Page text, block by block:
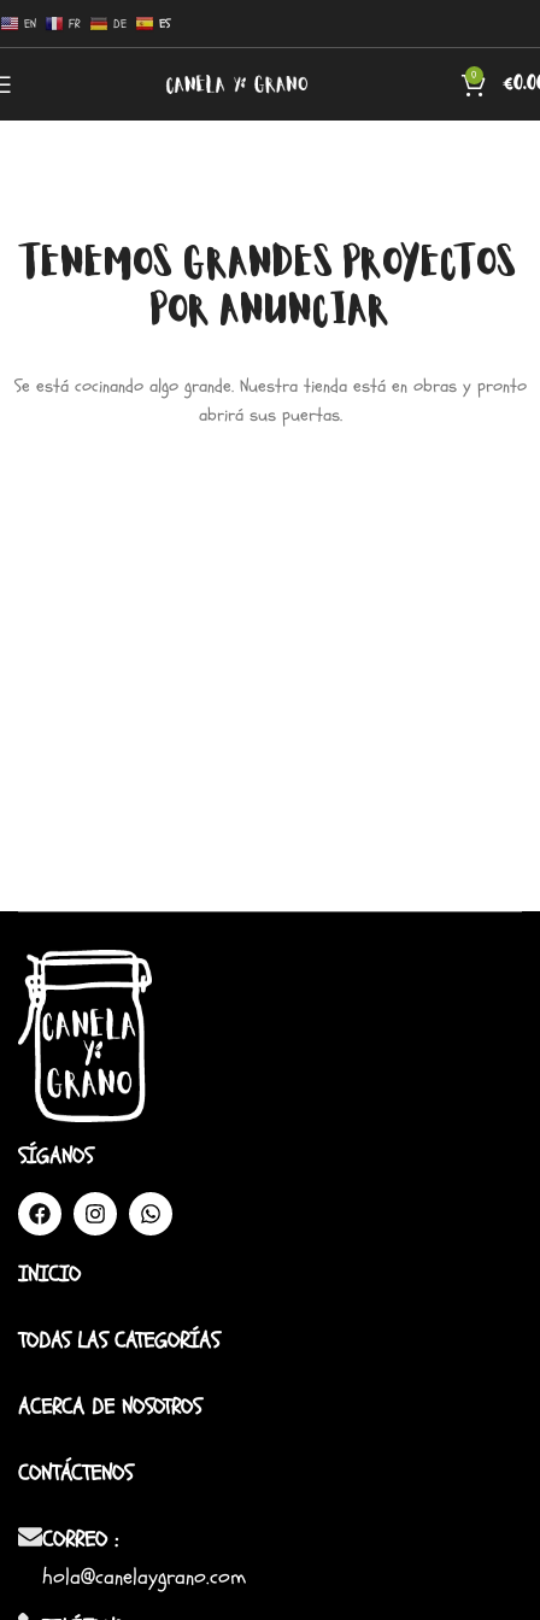
EN FR DE ES
0 €
TENEMOS GRANDES PROYECTOS
POR ANUNCIAR
Se está cocinando algo grande. Nuestra tienda está en obras y pronto
abrirá sus puertas.
SÍGANOS
INICIO
TODAS LAS CATEGORÍAS
ACERCA DE NOSOTROS
CONTÁCTENOS
CORREO :
hola@canelaygrano.com